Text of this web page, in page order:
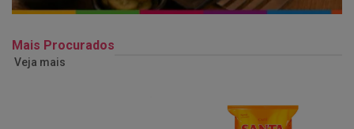
Mais Procurados
Veja mais